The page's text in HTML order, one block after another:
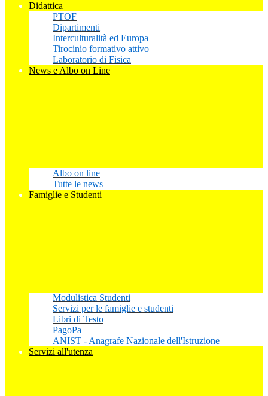
Didattica
PTOF
Dipartimenti
Interculturalità ed Europa
Tirocinio formativo attivo
Laboratorio di Fisica
News e Albo on Line
Albo on line
Tutte le news
Famiglie e Studenti
Modulistica Studenti
Servizi per le famiglie e studenti
Libri di Testo
PagoPa
ANIST - Anagrafe Nazionale dell'Istruzione
Servizi all'utenza